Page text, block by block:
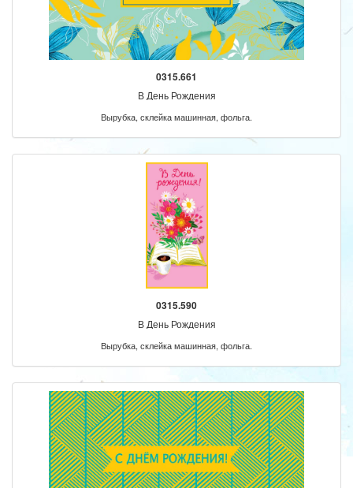
0315.661
В День Рождения
Вырубка, склейка машинная, фольга.
0315.590
В День Рождения
Вырубка, склейка машинная, фольга.